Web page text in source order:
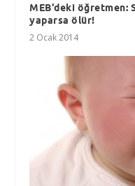
MEB'deki öğretmen:
yaparsa ölür!
2 Ocak 2014